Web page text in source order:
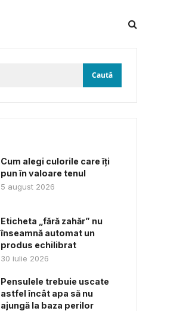
Cum alegi culorile care îți
pun în valoare tenul
5 august 2026
Eticheta „fără zahăr” nu
înseamnă automat un
produs echilibrat
30 iulie 2026
Pensulele trebuie uscate
astfel încât apa să nu
ajungă la baza perilor